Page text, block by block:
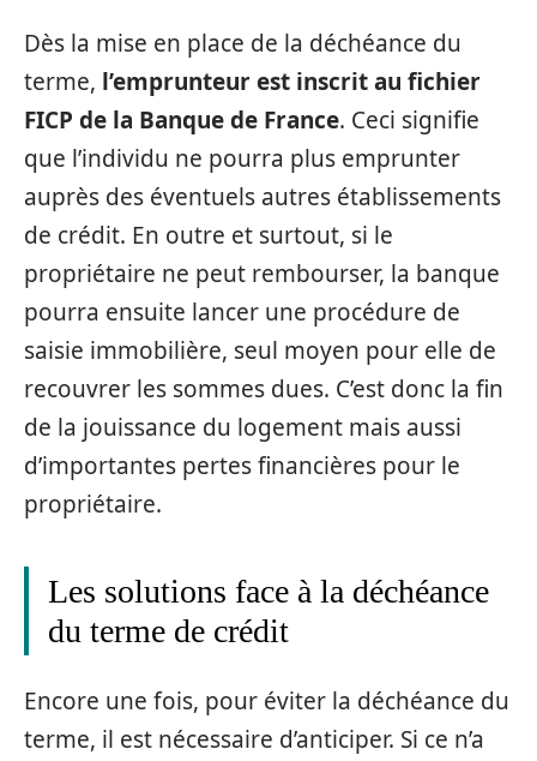
Dès la mise en place de la déchéance du
terme, l’emprunteur est inscrit au fichier
FICP de la Banque de France. Ceci signifie
que l’individu ne pourra plus emprunter
auprès des éventuels autres établissements
de crédit. En outre et surtout, si le
propriétaire ne peut rembourser, la banque
pourra ensuite lancer une procédure de
saisie immobilière, seul moyen pour elle de
recouvrer les sommes dues. C’est donc la fin
de la jouissance du logement mais aussi
d’importantes pertes financières pour le
propriétaire.
Les solutions face à la déchéance
du terme de crédit
Encore une fois, pour éviter la déchéance du
terme, il est nécessaire d’anticiper. Si ce n’a